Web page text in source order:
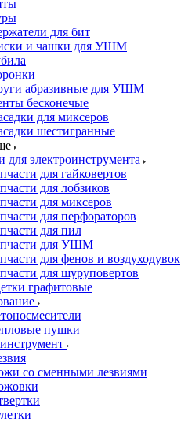
для бит
и чашки для УШМ
абразивные для УШМ
бесконечые
для миксеров
шестигранные
для электроинструмента
для гайковертов
для лобзиков
для миксеров
для перфораторов
для пил
для УШМ
для фенов и воздуходувок
для шуруповертов
графитовые
пушки
со сменными лезвиями